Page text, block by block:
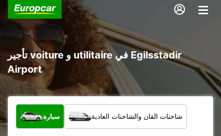
تأجير voiture و utilitaire في Egilsstadir
Airport
ما نوع المركبة؟
سيارة شاحنات الفان والشاحنات العادية